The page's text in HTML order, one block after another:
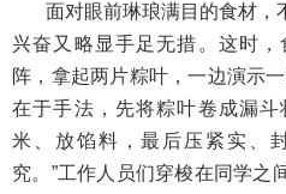
面对眼前琳琅满目的食材，
兴奋又略显手足无措。这时
阵，拿起两片粽叶，一边演示
在于手法，先将粽叶卷成漏
米、放馅料，最后压紧实、
究。”工作人员们穿梭在同学之